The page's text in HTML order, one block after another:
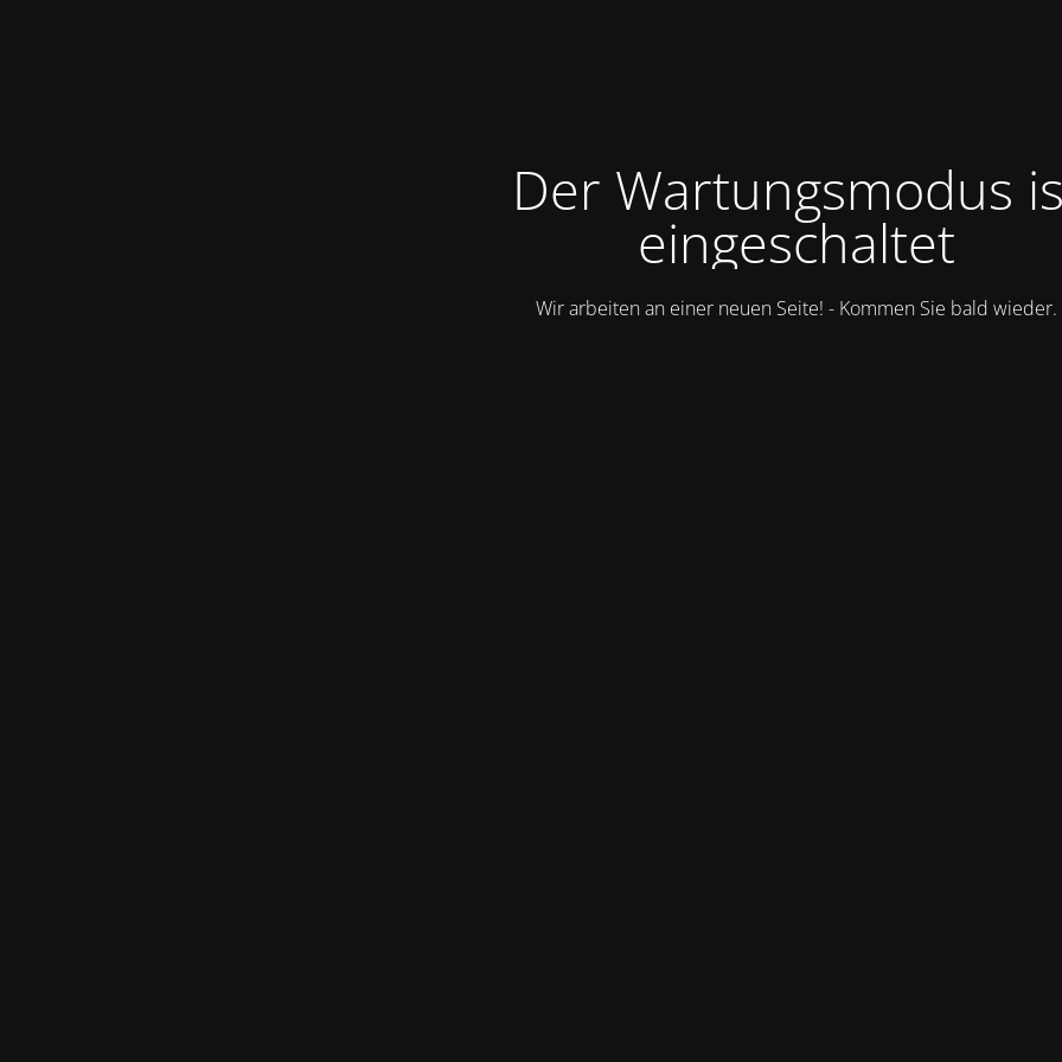
Der Wartungsmodus
eingeschaltet
Wir arbeiten an einer neuen Seite! - Kommen Sie bald wieder.